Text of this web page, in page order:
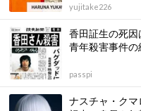
yujitake226
香田証生の死因
青年殺害事件
passpi
ナスチャ・ク